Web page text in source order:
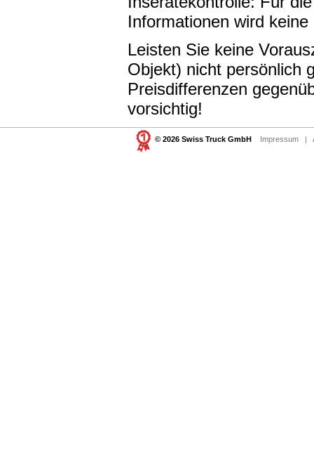
Informationen wird
Leisten Sie keine
Objekt) nicht persönlich
Preisdifferenzen
vorsichtig!
© 2026 Swiss Truck GmbH Impressum |